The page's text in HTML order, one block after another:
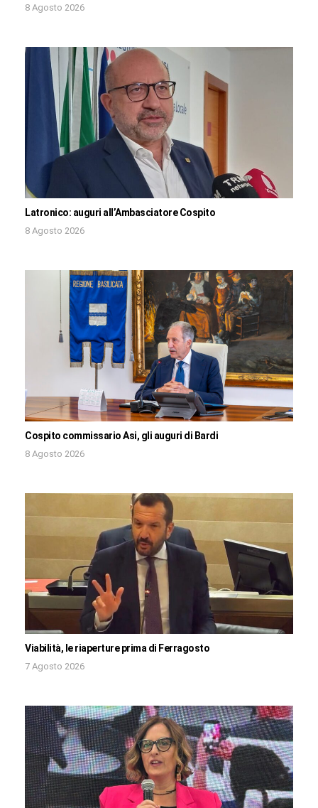
8 Agosto 2026
Latronico: auguri all’Ambasciatore Cospito
8 Agosto 2026
Cospito commissario Asi, gli auguri di Bardi
8 Agosto 2026
Viabilità, le riaperture prima di Ferragosto
7 Agosto 2026